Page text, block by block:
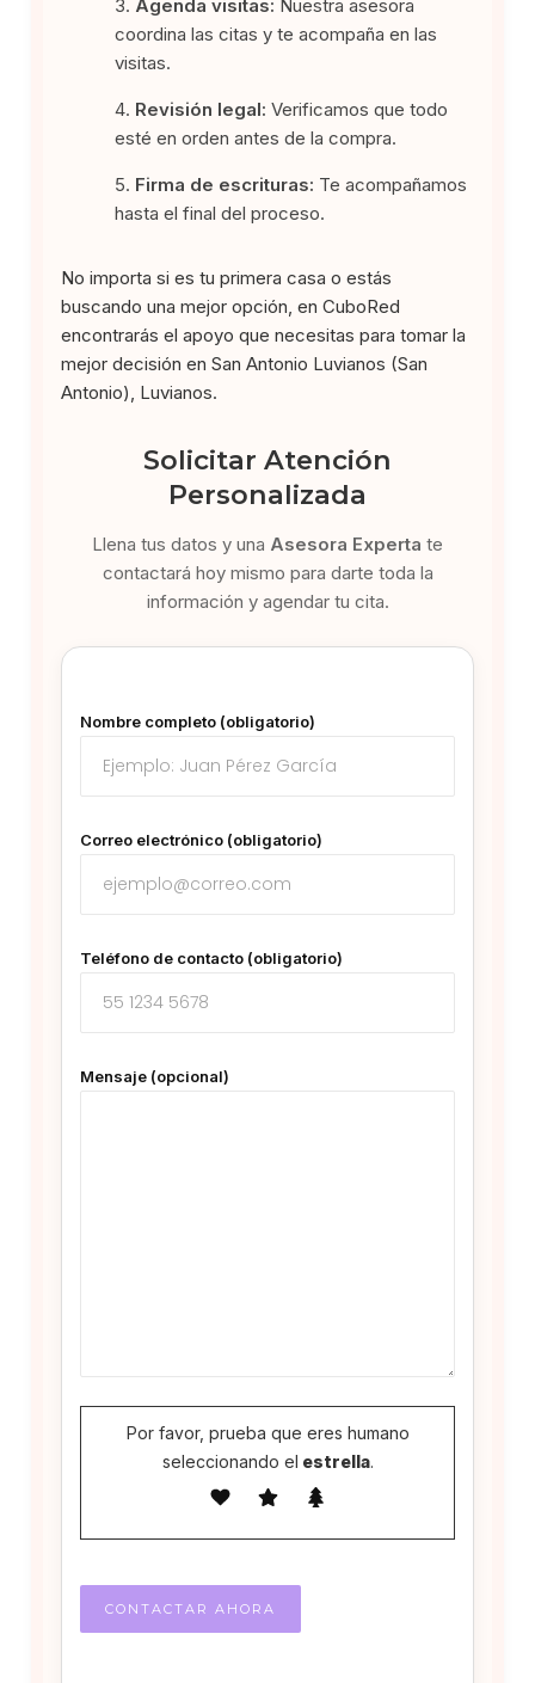
Agenda visitas: Nuestra asesora
coordina las citas y te acompaña en las
visitas.
Revisión legal: Verificamos que todo
esté en orden antes de la compra.
Firma de escrituras: Te acompañamos
hasta el final del proceso.
No importa si es tu primera casa o estás
buscando una mejor opción, en CuboRed
encontrarás el apoyo que necesitas para tomar la
mejor decisión en San Antonio Luvianos (San
Antonio), Luvianos.
Solicitar Atención
Personalizada
Llena tus datos y una Asesora Experta te
contactará hoy mismo para darte toda la
información y agendar tu cita.
Nombre completo (obligatorio)
Correo electrónico (obligatorio)
Teléfono de contacto (obligatorio)
Mensaje (opcional)
Por favor, prueba que eres humano
seleccionando el estrella.